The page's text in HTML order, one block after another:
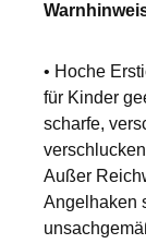
• Hoche
für Kinder
scharfe,
Außer
Angelhaken